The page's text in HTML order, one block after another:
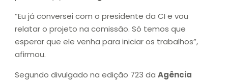
“Eu já conversei com o presidente da CI e vou
relatar o projeto na comissão. Só temos que
esperar que ele venha para iniciar os trabalhos”,
afirmou.
Segundo divulgado na edição 723 da Agência